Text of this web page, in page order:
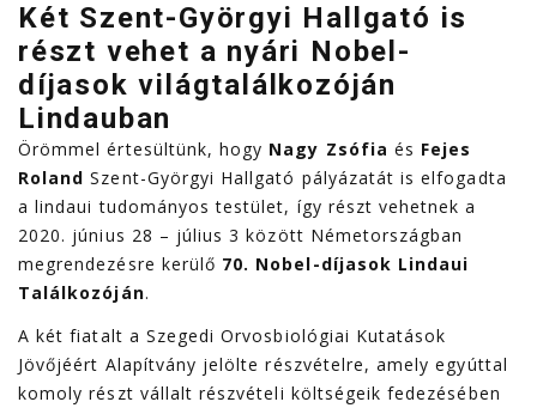
Két Szent-Györgyi Hallgató is
részt vehet a nyári Nobel-
díjasok világtalálkozóján
Lindauban
Örömmel értesültünk, hogy Nagy Zsófia és Fejes
Roland Szent-Györgyi Hallgató pályázatát is elfogadta
a lindaui tudományos testület, így részt vehetnek a
2020. június 28 – július 3 között Németországban
megrendezésre kerülő 70. Nobel-díjasok Lindaui
Találkozóján.
A két fiatalt a Szegedi Orvosbiológiai Kutatások
Jövőjéért Alapítvány jelölte részvételre, amely egyúttal
komoly részt vállalt részvételi költségeik fedezésében